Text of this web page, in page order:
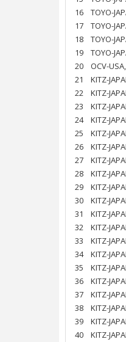
16
TOYO-
17
TOYO-
18
TOYO-
19
TOYO-
20
OCV-
21
KITZ-
22
KITZ-
23
KITZ-
24
KITZ-
25
KITZ-
26
KITZ-
27
KITZ-
28
KITZ-
29
KITZ-
30
KITZ-
31
KITZ-
32
KITZ-
33
KITZ-
34
KITZ-
35
KITZ-
36
KITZ-
37
KITZ-
38
KITZ-
39
KITZ-
40
KITZ-